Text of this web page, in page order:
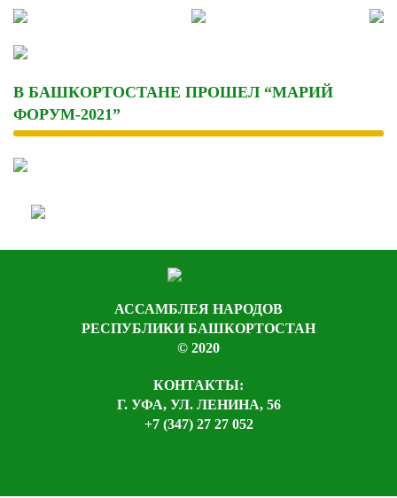
Skip
content
В БАШКОРТОСТАНЕ ПРОШЕЛ “МАРИЙ
ФОРУМ-2021”
АССАМБЛЕЯ НАРОДОВ
РЕСПУБЛИКИ БАШКОРТОСТАН
© 2020
КОНТАКТЫ:
Г. УФА, УЛ. ЛЕНИНА, 56
+7 (347) 27 27 052